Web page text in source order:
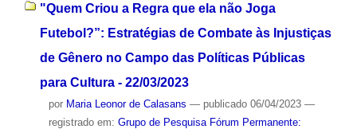
"Quem Criou a Regra que ela não Joga
Futebol?”: Estratégias de Combate às Injustiças
de Gênero no Campo das Políticas Públicas
para Cultura - 22/03/2023
por Maria Leonor de Calasans — publicado06/04/2023 —
registrado em: Grupo de Pesquisa Fórum Permanente: